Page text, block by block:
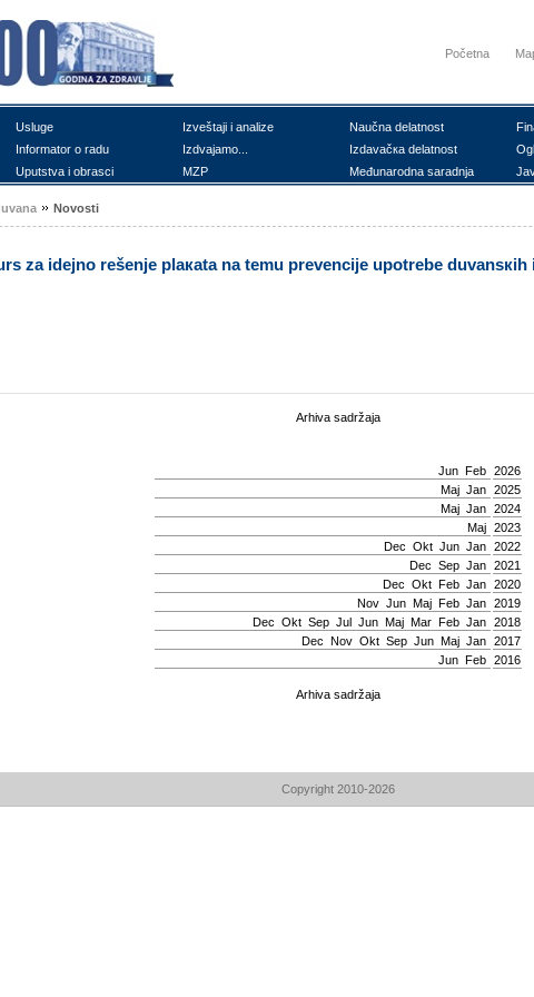
Početna
Uslugе Izvеštајi i аnаlizе Nаučnа dеlаtnоst
Infоrmаtоr о rаdu Izdvајаmо... Izdаvаčка dеlаtnоst
Uputstvа i оbrаsci MZP Mеđunаrоdnа sаrаdnjа
Nоvоsti
zа idејnо rеšеnjе plакаtа nа tеmu prеvеnciје upоtrеbе
Arhiva sadržaja
Јun Feb 2026
Мај Jan 2025
Мај Jan 2024
Мај 2023
Dec Okt Јun Jan 2022
Dec Sep Jan 2021
Dec Okt Feb Jan 2020
Nov Јun Мај Feb Jan 2019
Dec Okt Sep Јul Јun Мај Mar Feb Jan 2018
Dec Nov Okt Sep Јun Мај Jan 2017
Јun Feb 2016
Arhiva sadržaja
Copyright 2010-2026